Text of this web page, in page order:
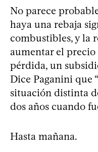
No parece
haya una rebaja
combustibles, y la
aumentar el
pérdida, un
Dice Paganini que
situación distinta
dos años cuando
Hasta mañana.